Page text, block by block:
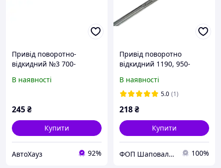
Привід поворотно-
відкидний №3 700-
В наявності
245₴
Купити
АвтоХауз 92%
Привід поворотно
відкидний 1190, 950-
В наявності
5.0 (1)
218₴
Купити
ФОП Шаповал Т.І. 100%